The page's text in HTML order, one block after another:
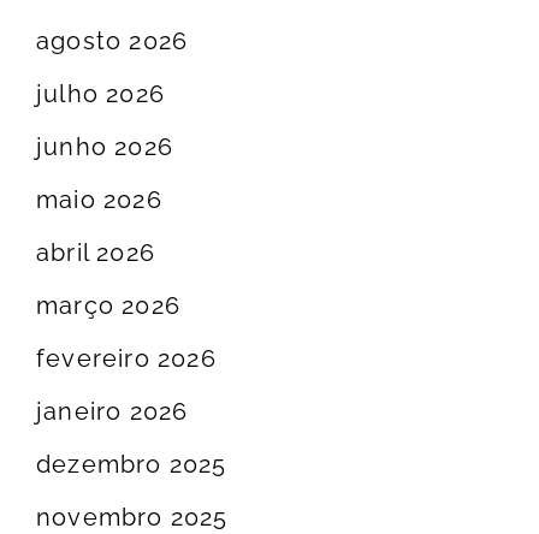
agosto 2026
julho 2026
junho 2026
maio 2026
abril 2026
março 2026
fevereiro 2026
janeiro 2026
dezembro 2025
novembro 2025